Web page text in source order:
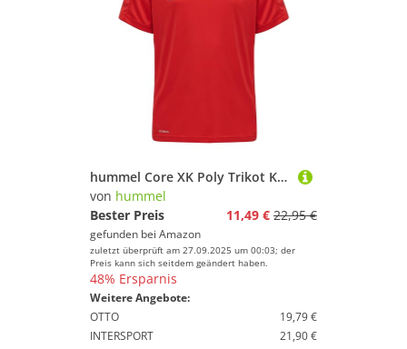
hummel Core XK Poly Trikot Kids Weiß rot, 12 (152) Kinder
von hummel
Bester Preis
11,49 € 22,95 €
gefunden bei Amazon
zuletzt überprüft am 27.09.2025 um 00:03; der
Preis kann sich seitdem geändert haben.
48% Ersparnis
Weitere Angebote:
OTTO
19,79 €
INTERSPORT
21,90 €